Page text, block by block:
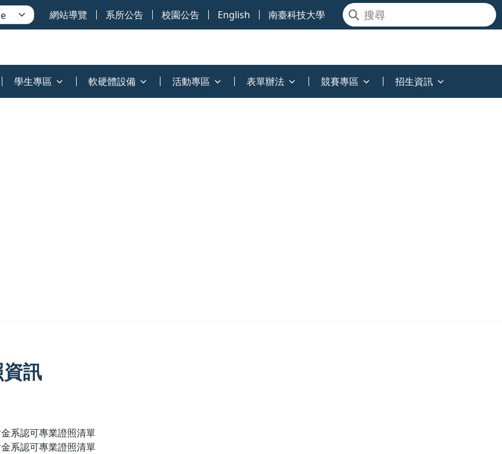
網站導覽 系所公告 校園公告 English 南臺科技大學
學生專區 軟硬體設備 活動專區 表單辦法 競賽專區 招生資訊
訊
系認可專業證照清單
系認可專業證照清單